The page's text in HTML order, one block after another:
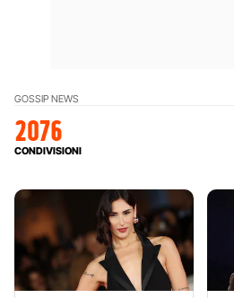
GOSSIP NEWS
2076
CONDIVISIONI